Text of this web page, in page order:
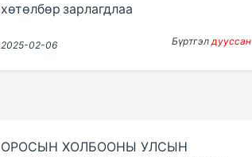
хөтөлбөр зарлагдлаа
2025-02-06 Бүртгэлдууссан
ОРОСЫН ХОЛБООНЫ УЛСЫН